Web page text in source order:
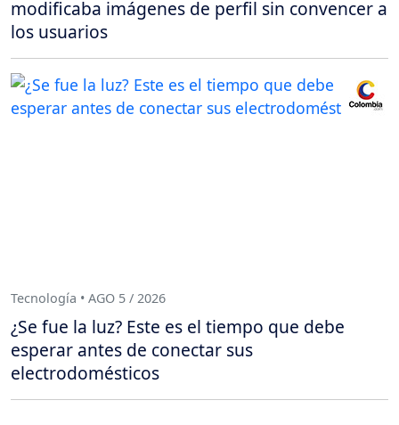
modificaba imágenes de perfil sin convencer a
los usuarios
Tecnología • AGO 5 / 2026
¿Se fue la luz? Este es el tiempo que debe
esperar antes de conectar sus
electrodomésticos